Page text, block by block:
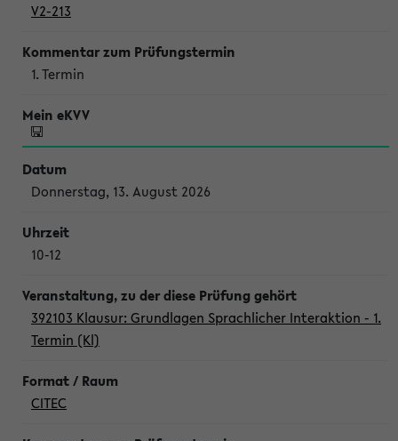
V2-213
1. Termin
Donnerstag, 13. August 2026
10-12
392103 Klausur: Grundlagen Sprachlicher Interaktion - 1.
Termin (Kl)
CITEC